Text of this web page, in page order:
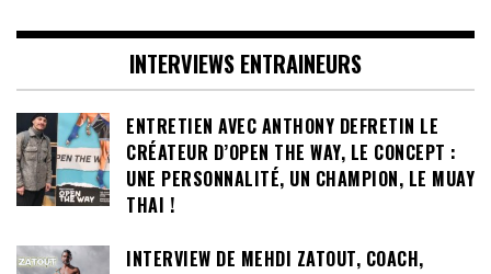
INTERVIEWS ENTRAINEURS
ENTRETIEN AVEC ANTHONY DEFRETIN LE
CRÉATEUR D’OPEN THE WAY, LE CONCEPT :
UNE PERSONNALITÉ, UN CHAMPION, LE MUAY
THAI !
INTERVIEW DE MEHDI ZATOUT, COACH,